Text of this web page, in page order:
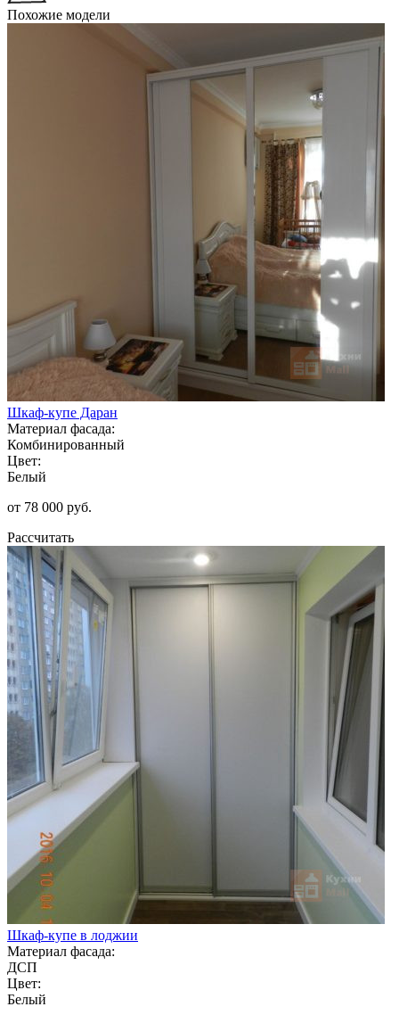
Похожие модели
Шкаф-купе Даран
Материал фасада:
Комбинированный
Цвет:
Белый
от 78 000 руб.
Рассчитать
Шкаф-купе в лоджии
Материал фасада:
ДСП
Цвет:
Белый